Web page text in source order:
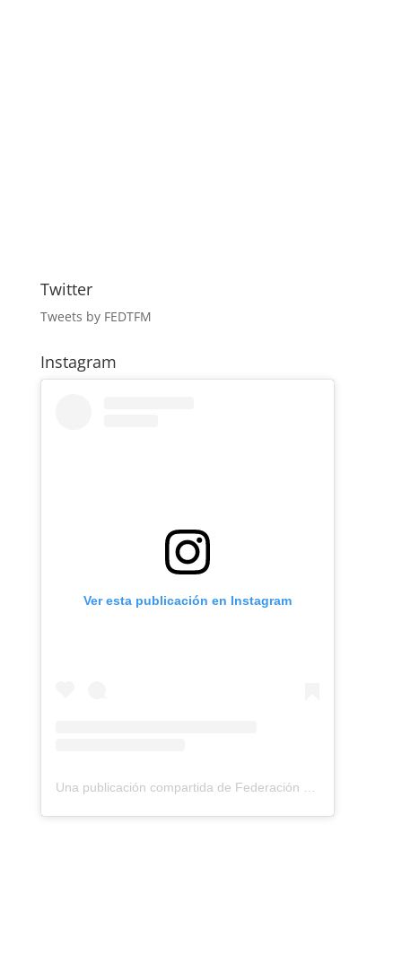
Twitter
Tweets by FEDTFM
Instagram
Ver esta publicación en Instagram
Una publicación compartida de Federación Montañismo Tenerife (@federacion_montanismo_tenerife)